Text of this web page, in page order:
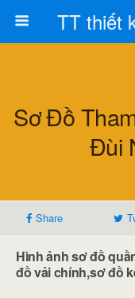
Sơ Đồ
Đùi
Share
Hình ảnh sơ đồ
đồ vải chính,sơ đồ